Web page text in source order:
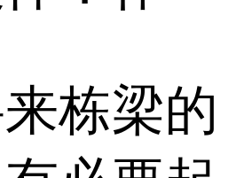
栋梁的